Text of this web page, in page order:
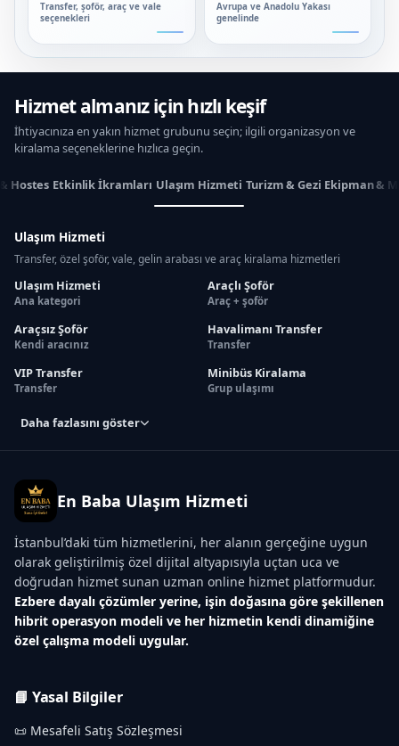
Transfer, şoför, araç ve vale
seçenekleri
Avrupa ve Anadolu Yakası
genelinde
Hizmet almanız için hızlı keşif
İhtiyacınıza en yakın hizmet grubunu seçin; ilgili organizasyon ve
kiralama seçeneklerine hızlıca geçin.
Hostes Etkinlik İkramları Ulaşım Hizmeti Turizm & Gezi Ekipman &
Ulaşım Hizmeti
Transfer, özel şoför, vale, gelin arabası ve araç kiralama hizmetleri
Ulaşım Hizmeti
Ana kategori
Araçlı Şoför
Araç + şoför
Araçsız Şoför
Kendi aracınız
Havalimanı Transfer
Transfer
VIP Transfer
Transfer
Minibüs Kiralama
Grup ulaşımı
Daha fazlasını göster
En Baba Ulaşım Hizmeti
İstanbul’daki tüm hizmetlerini, her alanın gerçeğine uygun
olarak geliştirilmiş özel dijital altyapısıyla uçtan uca ve
doğrudan hizmet sunan uzman online hizmet platformudur.
Ezbere dayalı çözümler yerine, işin doğasına göre şekillenen
hibrit operasyon modeli ve her hizmetin kendi dinamiğine
özel çalışma modeli uygular.
📘 Yasal Bilgiler
📜 Mesafeli Satış Sözleşmesi